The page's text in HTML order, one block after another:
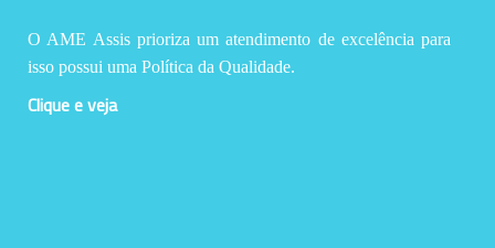
O AME Assis prioriza um atendimento de excelência para
isso possui uma Política da Qualidade.
Clique e veja